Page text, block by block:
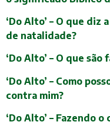
‘Do Alto’ – O que
de natalidade?
‘Do Alto’ – O que
‘Do Alto’ – Como
contra mim?
‘Do Alto’ – Fazendo